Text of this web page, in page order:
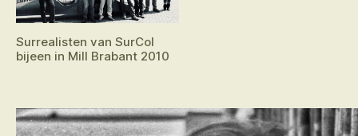
Surrealisten van SurCol
bijeen in Mill Brabant 2010